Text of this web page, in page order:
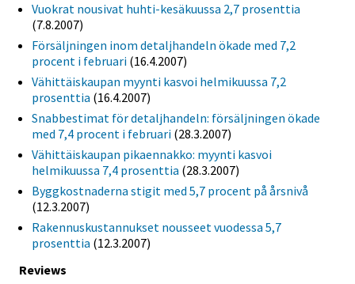
Vuokrat nousivat huhti-kesäkuussa 2,7 prosenttia
(7.8.2007)
Försäljningen inom detaljhandeln ökade med 7,2
procent i februari (16.4.2007)
Vähittäiskaupan myynti kasvoi helmikuussa 7,2
prosenttia (16.4.2007)
Snabbestimat för detaljhandeln: försäljningen ökade
med 7,4 procent i februari (28.3.2007)
Vähittäiskaupan pikaennakko: myynti kasvoi
helmikuussa 7,4 prosenttia (28.3.2007)
Byggkostnaderna stigit med 5,7 procent på årsnivå
(12.3.2007)
Rakennuskustannukset nousseet vuodessa 5,7
prosenttia (12.3.2007)
Reviews